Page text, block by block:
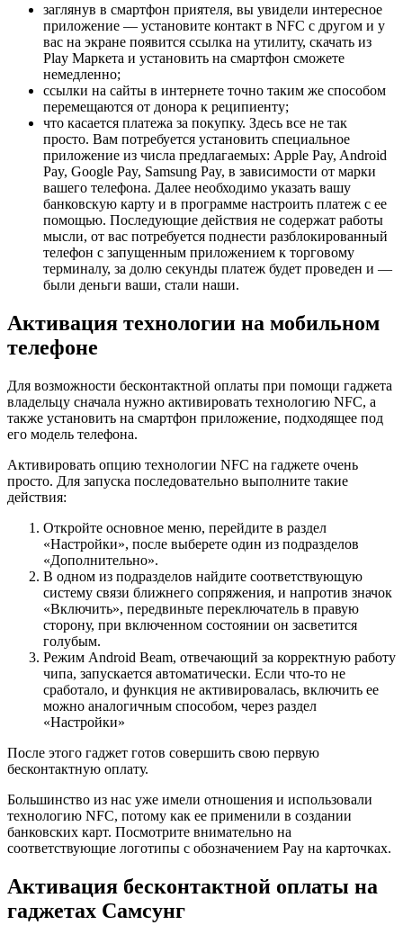
заглянув в смартфон приятеля, вы увидели интересное
приложение — установите контакт в NFC с другом и у
вас на экране появится ссылка на утилиту, скачать из
Play Маркета и установить на смартфон сможете
немедленно;
ссылки на сайты в интернете точно таким же способом
перемещаются от донора к реципиенту;
что касается платежа за покупку. Здесь все не так
просто. Вам потребуется установить специальное
приложение из числа предлагаемых: Apple Pay, Android
Pay, Google Pay, Samsung Pay, в зависимости от марки
вашего телефона. Далее необходимо указать вашу
банковскую карту и в программе настроить платеж с ее
помощью. Последующие действия не содержат работы
мысли, от вас потребуется поднести разблокированный
телефон с запущенным приложением к торговому
терминалу, за долю секунды платеж будет проведен и —
были деньги ваши, стали наши.
Активация технологии на мобильном
телефоне
Для возможности бесконтактной оплаты при помощи гаджета
владельцу сначала нужно активировать технологию NFC, а
также установить на смартфон приложение, подходящее под
его модель телефона.
Активировать опцию технологии NFC на гаджете очень
просто. Для запуска последовательно выполните такие
действия:
Откройте основное меню, перейдите в раздел
«Настройки», после выберете один из подразделов
«Дополнительно».
В одном из подразделов найдите соответствующую
систему связи ближнего сопряжения, и напротив значок
«Включить», передвиньте переключатель в правую
сторону, при включенном состоянии он засветится
голубым.
Режим Android Beam, отвечающий за корректную работу
чипа, запускается автоматически. Если что-то не
сработало, и функция не активировалась, включить ее
можно аналогичным способом, через раздел
«Настройки»
После этого гаджет готов совершить свою первую
бесконтактную оплату.
Большинство из нас уже имели отношения и использовали
технологию NFC, потому как ее применили в создании
банковских карт. Посмотрите внимательно на
соответствующие логотипы с обозначением Pay на карточках.
Активация бесконтактной оплаты на
гаджетах Самсунг